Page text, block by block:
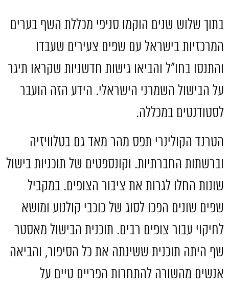
בתוך שלוש שנים הוקמו סניפי מכללת השף בערים
המרכזיות בישראל עם שפים צעירים שעבדו
והתנסו בחו״ל והביאו גישות חדשניות שקראו תיגר
על הבישול השמרני הישראלי. הידע הזה הועבר
לסטודנטים במכללה.
הטרנד הקולינרי תפס מהר מאד גם בטלוויזיה
וברשתות החברתיות. וקונספטים של תוכניות בישול
שונות החלו לגרות את ציבור הצופים. במקביל
שפים שונים הפכו לסוג של כוכבי קולנוע ומושא
לחיקוי עבור צופים רבים. תוכנית הבישול מאסטר
שף היתה תוכנית ששינתה את כל הסיפור, והביאה
אנשים מהשורה להתחרות הפריים טיים על